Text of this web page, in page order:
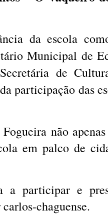
da escola
Municipal de
de
participação das
não
em palco de
a participar e
chaguense.